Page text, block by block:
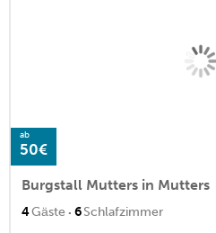
ab
50€
Burgstall Mutters in Mutters
4Gäste · 6Schlafzimmer